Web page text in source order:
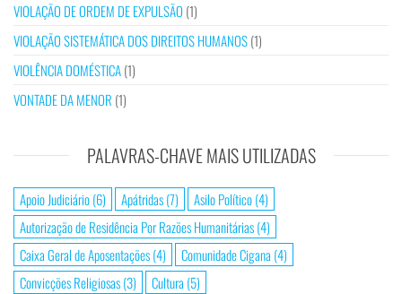
VIOLAÇÃO DE ORDEM DE EXPULSÃO (1)
VIOLAÇÃO SISTEMÁTICA DOS DIREITOS HUMANOS(1)
VIOLÊNCIA DOMÉSTICA(1)
VONTADE DA MENOR (1)
PALAVRAS-CHAVE MAIS UTILIZADAS
Apoio Judiciário(6) Apátridas(7) Asilo Político(4)
Autorização de Residência Por Razões Humanitárias(4)
Caixa Geral de Aposentações(4) Comunidade Cigana (4)
Convicções Religiosas(3) Cultura (5)